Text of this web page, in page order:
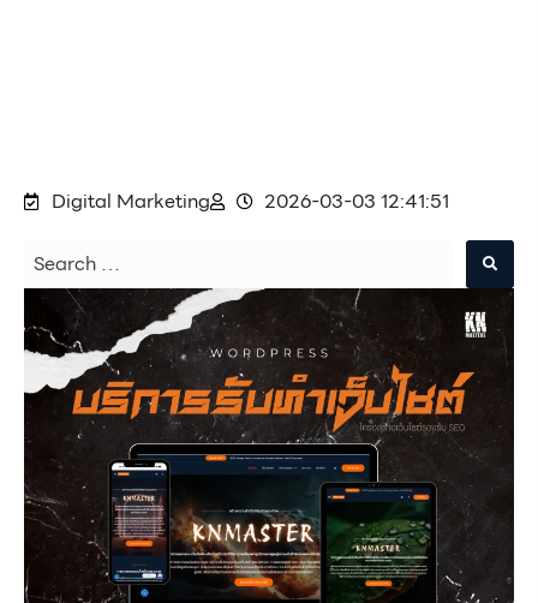
Digital Marketing 2026-03-03 12:41:51